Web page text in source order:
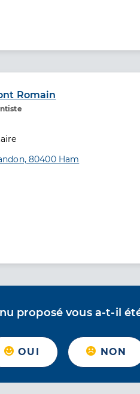
Romain
de santé
80400 Ham
proposé vous a-t-il
OUI NON